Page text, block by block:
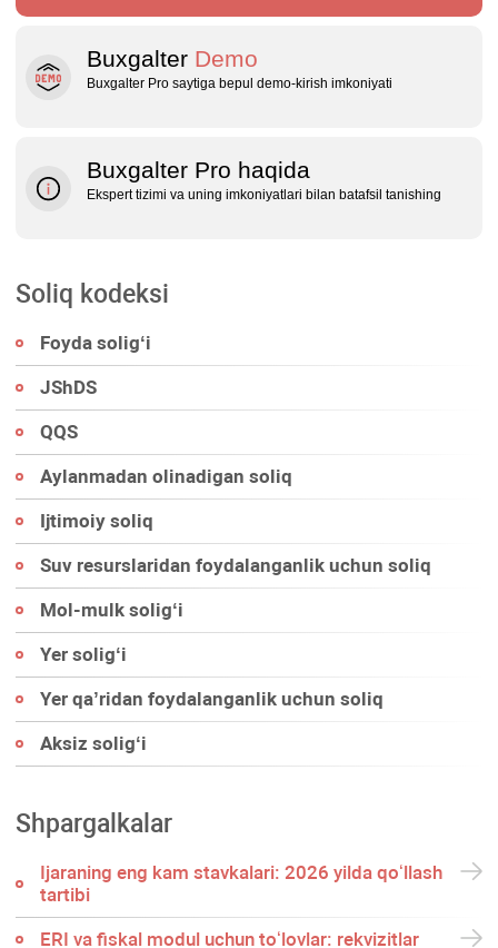
Buxgalter Demo
Buxgalter Pro saytiga bepul demo‑kirish imkoniyati
Buxgalter Pro haqida
Ekspert tizimi va uning imkoniyatlari bilan batafsil tanishing
Soliq kodeksi
Foyda soligʻi
JShDS
QQS
Aylanmadan olinadigan soliq
Ijtimoiy soliq
Suv resurslaridan foydalanganlik uchun soliq
Mol-mulk soligʻi
Yer soligʻi
Yer qa’ridan foydalanganlik uchun soliq
Aksiz soligʻi
Shpargalkalar
Ijaraning eng kam stavkalari: 2026 yilda qoʻllash
tartibi
ERI va fiskal modul uchun toʻlovlar: rekvizitlar